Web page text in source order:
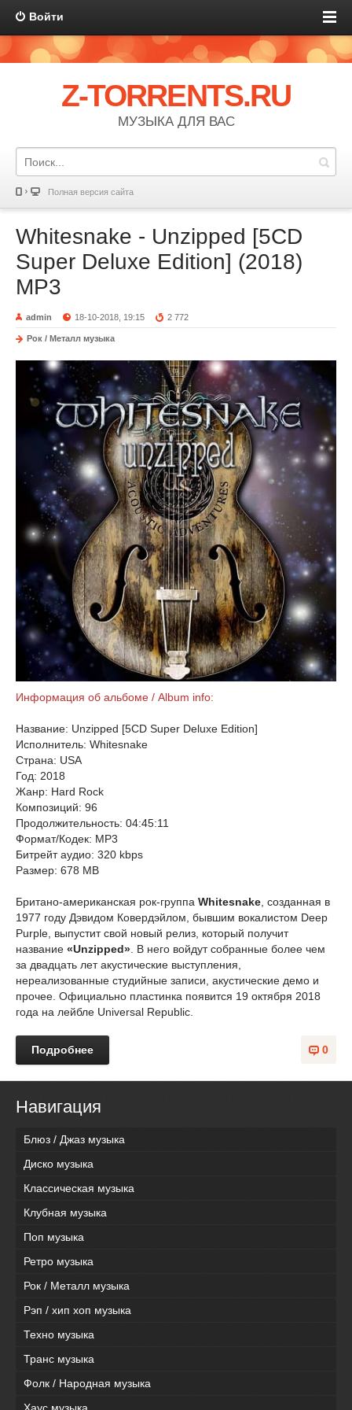
Войти
Z-TORRENTS.RU
МУЗЫКА ДЛЯ ВАС
Полная версия сайта
Whitesnake - Unzipped [5CD
Super Deluxe Edition] (2018)
MP3
admin 18-10-2018, 19:15 2 772
Рок / Металл музыка
Информация об альбоме / Album info:
Название: Unzipped [5CD Super Deluxe Edition]
Исполнитель: Whitesnake
Страна: USA
Год: 2018
Жанр: Hard Rock
Композиций: 96
Продолжительность: 04:45:11
Формат/Кодек: MP3
Битрейт аудио: 320 kbps
Размер: 678 MB
Британо-американская рок-группа Whitesnake , созданная в
1977 году Дэвидом Ковердэйлом, бывшим вокалистом Deep
Purple, выпустит свой новый релиз, который получит
название «Unzipped» . В него войдут собранные более чем
за двадцать лет акустические выступления,
нереализованные студийные записи, акустические демо и
прочее. Официально пластинка появится 19 октября 2018
года на лейбле Universal Republic.
0
Подробнее
Навигация
Блюз / Джаз музыка
Диско музыка
Классическая музыка
Клубная музыка
Поп музыка
Ретро музыка
Рок / Металл музыка
Рэп / хип хоп музыка
Техно музыка
Транс музыка
Фолк / Народная музыка